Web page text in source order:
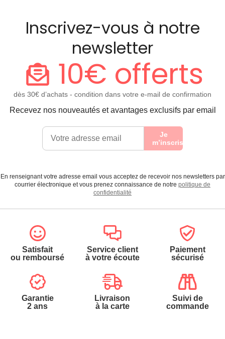
Inscrivez-vous à notre
newsletter
10€ offerts
dès 30€ d’achats - condition dans votre e-mail de confirmation
Recevez nos nouveautés et avantages exclusifs par email
Je
m’inscris
En renseignant votre adresse email vous acceptez de recevoir nos newsletters par
courrier électronique et vous prenez connaissance de notre politique de
confidentialité
Satisfait
ou remboursé
Service client
à votre écoute
Paiement
sécurisé
Garantie
2 ans
Livraison
à la carte
Suivi de
commande